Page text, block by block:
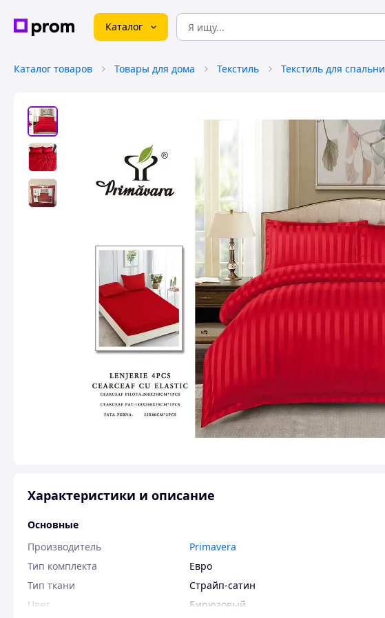
Каталог
Каталог товаров Товары для дома Текстиль Текстиль для спальни
Характеристики и описание
Основные
Производитель
Primavera
Тип комплекта
Евро
Тип ткани
Страйп-сатин
Цвет
Бирюзовый